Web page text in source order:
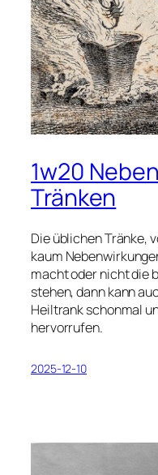
1w20
Tränken
Die üblichen Tränke,
kaum
macht oder nicht die
stehen, dann kann
Heiltrank schonmal
hervorrufen.
2025-12-10